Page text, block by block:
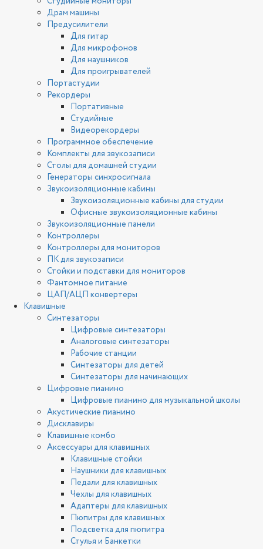
Драм машины
Предусилители
Для гитар
Для микрофонов
Для наушников
Для проигрывателей
Портастудии
Рекордеры
Портативные
Студийные
Видеорекордеры
Программное обеспечение
Комплекты для звукозаписи
Столы для домашней студии
Генераторы синхросигнала
Звукоизоляционные кабины
Звукоизоляционные кабины для студии
Офисные звукоизоляционные кабины
Звукоизоляционные панели
Контроллеры
Контроллеры для мониторов
ПК для звукозаписи
Стойки и подставки для мониторов
Фантомное питание
ЦАП/АЦП конвертеры
Клавишные
Синтезаторы
Цифровые синтезаторы
Аналоговые синтезаторы
Рабочие станции
Синтезаторы для детей
Синтезаторы для начинающих
Цифровые пианино
Цифровые пианино для музыкальной школы
Акустические пианино
Дисклавиры
Клавишные комбо
Аксессуары для клавишных
Клавишные стойки
Наушники для клавишных
Педали для клавишных
Чехлы для клавишных
Адаптеры для клавишных
Пюпитры для клавишных
Подсветка для пюпитра
Стулья и Банкетки